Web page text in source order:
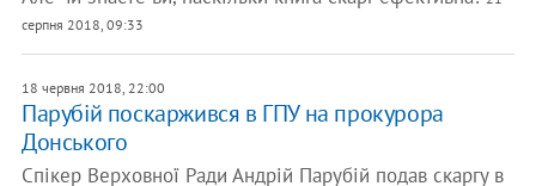
серпня 2018, 09:33
18 червня 2018, 22:00
Парубій поскаржився в ГПУ на прокурора
Донського
Спікер Верховної Ради Андрій Парубій подав скаргу в